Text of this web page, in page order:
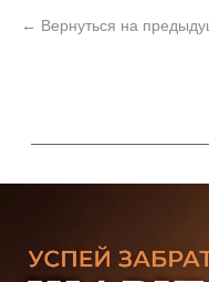
Панели
Ковры